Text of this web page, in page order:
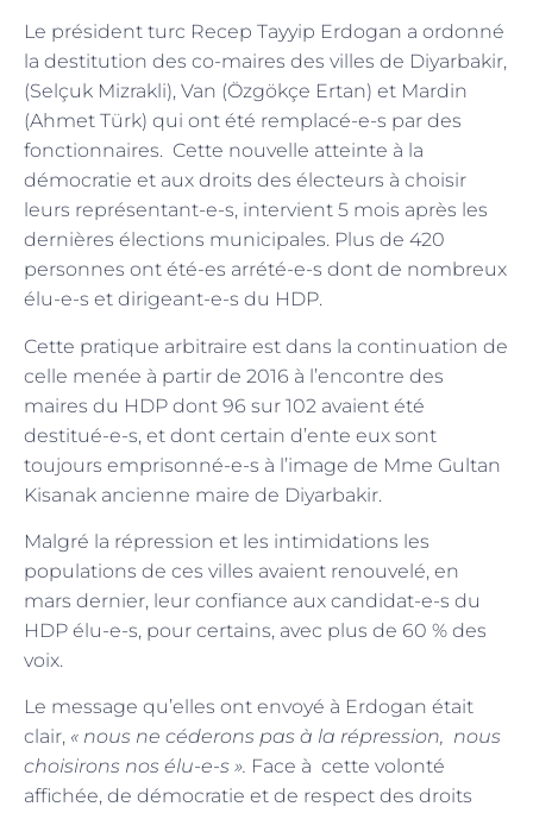
Le président turc Recep Tayyip Erdogan a ordonné
la destitution des co-maires des villes de Diyarbakir,
(Selçuk Mizrakli), Van (Özgökçe Ertan) et Mardin
(Ahmet Türk) qui ont été remplacé-e-s par des
fonctionnaires. Cette nouvelle atteinte à la
démocratie et aux droits des électeurs à choisir
leurs représentant-e-s, intervient 5 mois après les
dernières élections municipales. Plus de 420
personnes ont été-es arrété-e-s dont de nombreux
élu-e-s et dirigeant-e-s du HDP.
Cette pratique arbitraire est dans la continuation de
celle menée à partir de 2016 à l’encontre des
maires du HDP dont 96 sur 102 avaient été
destitué-e-s, et dont certain d’ente eux sont
toujours emprisonné-e-s à l’image de Mme Gultan
Kisanak ancienne maire de Diyarbakir.
Malgré la répression et les intimidations les
populations de ces villes avaient renouvelé, en
mars dernier, leur confiance aux candidat-e-s du
HDP élu-e-s, pour certains, avec plus de 60 % des
voix.
Le message qu’elles ont envoyé à Erdogan était
clair, « nous ne céderons pas à la répression, nous
choisirons nos élu-e-s ». Face à cette volonté
affichée, de démocratie et de respect des droits